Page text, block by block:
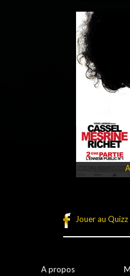
Jouer au
A propos